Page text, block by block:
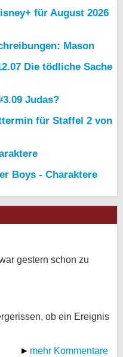
für August 2026
Mason
Die tödliche Sache
Judas?
für Staffel 2 von
Boys - Charaktere
gestern schon zu
ob ein Ereignis
mehr Kommentare